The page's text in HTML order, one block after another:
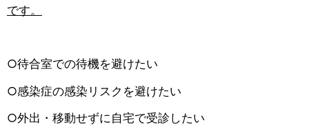
です。
○待合室での待機を避けたい
○感染症の感染リスクを避けたい
○外出・移動せずに自宅で受診したい